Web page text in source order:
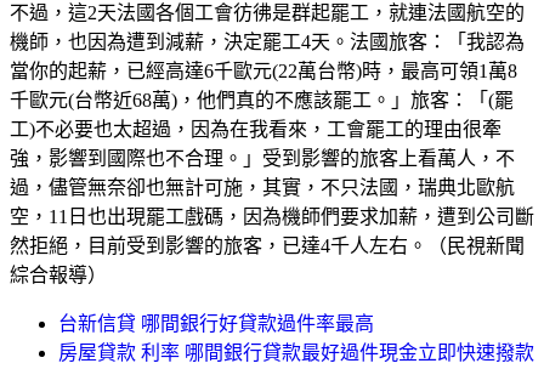
不過，這2天法國各個工會彷彿是群起罷工，就連法國航空的
機師，也因為遭到減薪，決定罷工4天。法國旅客：「我認為
當你的起薪，已經高達6千歐元(22萬台幣)時，最高可領1萬8
千歐元(台幣近68萬)，他們真的不應該罷工。」旅客：「(罷
工)不必要也太超過，因為在我看來，工會罷工的理由很牽
強，影響到國際也不合理。」受到影響的旅客上看萬人，不
過，儘管無奈卻也無計可施，其實，不只法國，瑞典北歐航
空，11日也出現罷工戲碼，因為機師們要求加薪，遭到公司斷
然拒絕，目前受到影響的旅客，已達4千人左右。（民視新聞
綜合報導）
台新信貸 哪間銀行好貸款過件率最高
房屋貸款 利率 哪間銀行貸款最好過件現金立即快速撥款